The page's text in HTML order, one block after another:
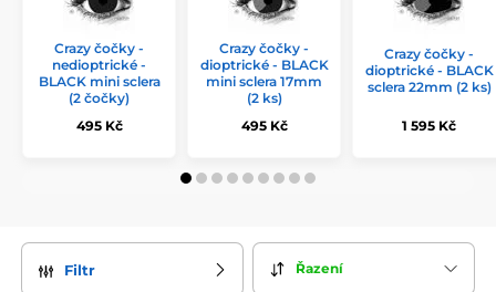
Crazy čočky -
nedioptrické -
BLACK mini sclera
(2 čočky)
495 Kč
Crazy čočky -
dioptrické - BLACK
mini sclera 17mm
(2 ks)
495 Kč
Crazy čočky -
dioptrické - BLACK
sclera 22mm (2 ks)
1 595 Kč
Filtr Řazení